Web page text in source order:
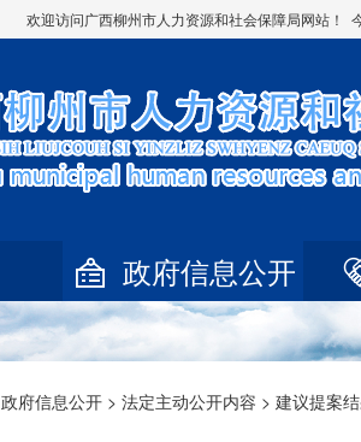
欢迎访问广西柳州市人力资源和社会保障局网站！
政府信息公开
政府信息公开 > 法定主动公开内容 > 建议提案